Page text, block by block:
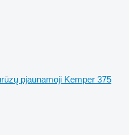
pjaunamoji Kemper 375